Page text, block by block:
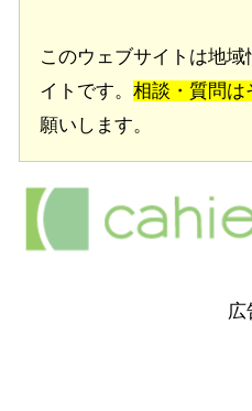
このウェブサイトは地
イトです。 相談・質問は
願いします。